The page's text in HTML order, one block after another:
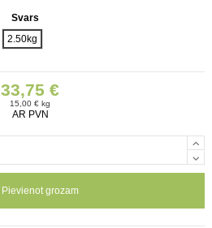
Svars
2.50kg
33,75 €
15,00 € kg
AR PVN
Pievienot grozam